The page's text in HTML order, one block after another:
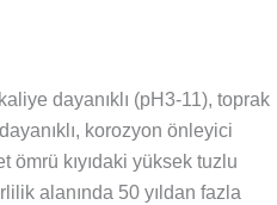
dayanıklı (pH3-11), toprak
korozyon önleyici
ömrü kıyıdaki yüksek tuzlu
alanında 50 yıldan fazla